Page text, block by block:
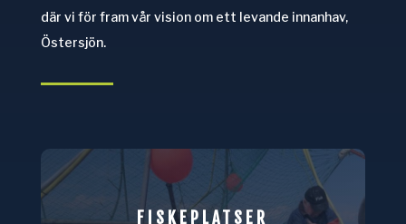
där vi för fram vår vision om ett levande innanhav,
Östersjön.
FISKEPLATSER